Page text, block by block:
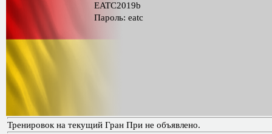
EATC2019b
Пароль: eatc
Тренировок на текущий Гран При не объявлено.